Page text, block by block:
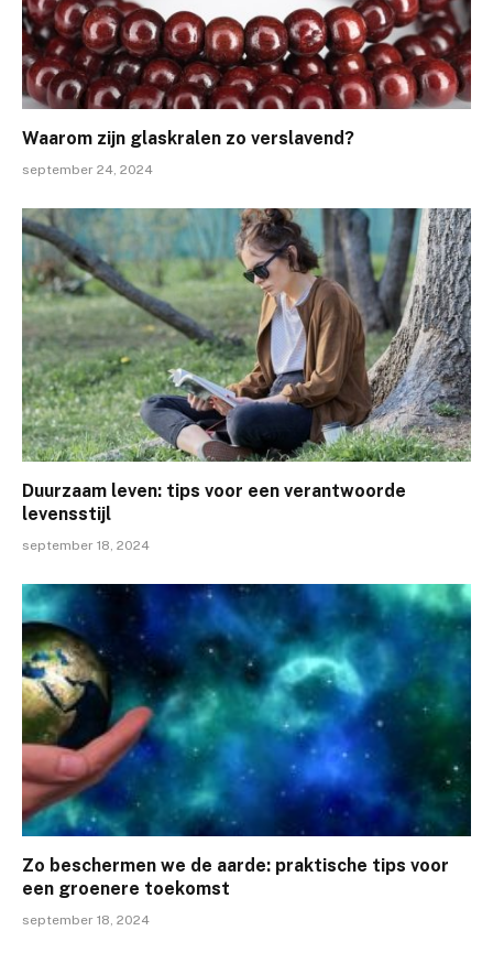
Waarom zijn glaskralen zo verslavend?
september 24, 2024
Duurzaam leven: tips voor een verantwoorde
levensstijl
september 18, 2024
Zo beschermen we de aarde: praktische tips voor
een groenere toekomst
september 18, 2024